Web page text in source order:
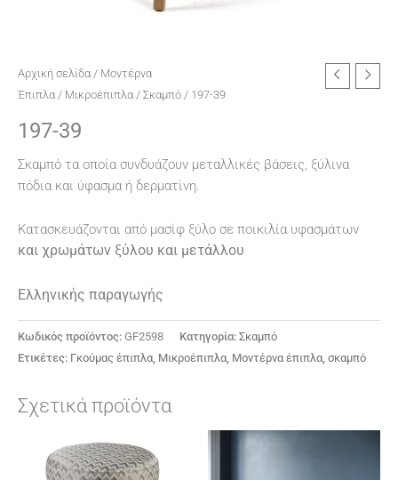
Αρχική σελίδα / Μοντέρνα
Έπιπλα / Μικροέπιπλα / Σκαμπό / 197-39
197-39
Σκαμπό τα οποία συνδυάζουν μεταλλικές βάσεις, ξύλινα
πόδια και ύφασμα ή δερματίνη.
Κατασκευάζονται από μασίφ ξύλο σε ποικιλία υφασμάτων
και χρωμάτων ξύλου και μετάλλου
Ελληνικής παραγωγής
Κωδικός προϊόντος: GF2598 Κατηγορία: Σκαμπό
Ετικέτες: Γκούμας έπιπλα, Μικροέπιπλα, Μοντέρνα έπιπλα, σκαμπό
Σχετικά προϊόντα